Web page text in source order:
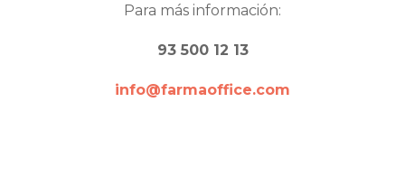
Para más información:
93 500 12 13
info@farmaoffice.com